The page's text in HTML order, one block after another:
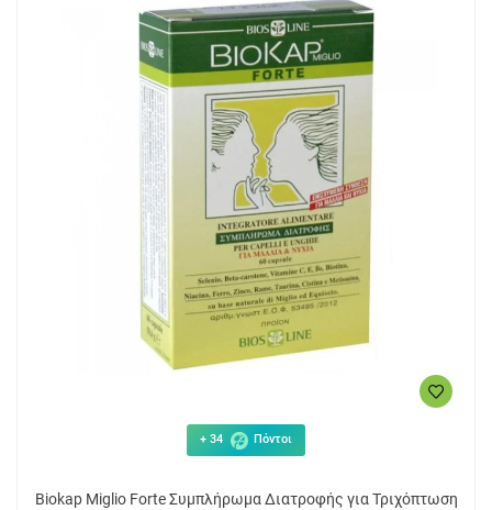
+ 34 Πόντοι
Biokap Miglio Forte Συμπλήρωμα Διατροφής για Τριχόπτωση